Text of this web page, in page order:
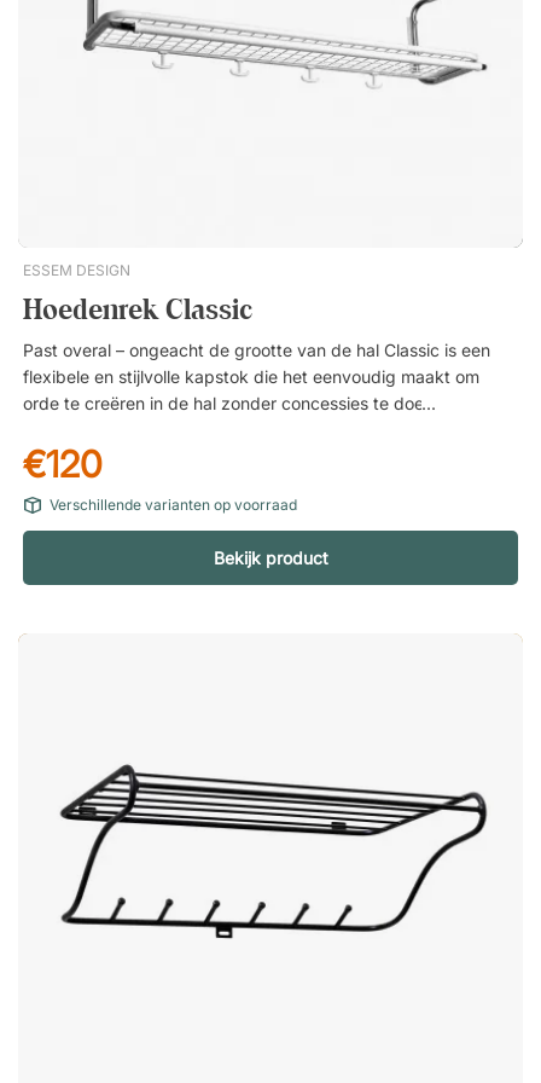
ESSEM DESIGN
Hoedenrek Classic
Past overal – ongeacht de grootte van de hal Classic is een
flexibele en stijlvolle kapstok die het eenvoudig maakt om
orde te creëren in de hal zonder concessies te doen aan het
net zo goed in een kleine appartementshal als in grotere
entrees en openbare ruimtes. De strakke vorm en de zacht
afgeronde details zorgen ervoor dat Classic opgaat in de
ruimte en het interieur aanvult – ongeacht of de stijl modern,
klassiek of meer retro is. Robuuste stalen constructie –
gemaakt voor dagelijks gebruik Classic is vervaardigd uit
anders gemakkelijk rommel veroorzaken in de entree.
Praktische ophanging voor jassen, mantels en accessoires De
kapstok is voorzien van een kledingstang waarmee je jassen
en mantels eenvoudig aan een hanger kunt ophangen, wat
zorgt voor een meer georganiseerde uitstraling en de kleding
beschermt tegen kreuken. Onder de plank bevinden zich ook
de karakteristieke ankerhaken – een praktisch detail dat snelle
€120
Verschillende varianten op voorraad
Bekijk product